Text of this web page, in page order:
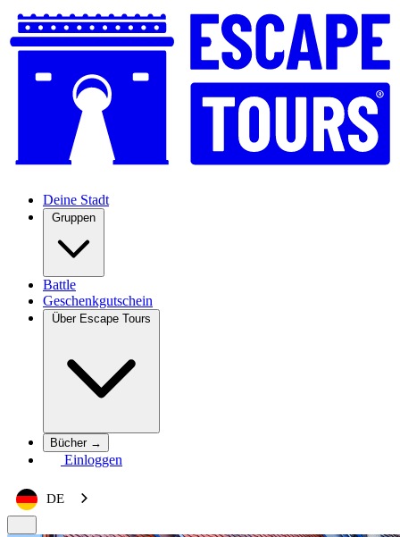
Deine Stadt
Gruppen
Battle
Geschenkgutschein
Über Escape Tours
Bücher →
Einloggen
DE